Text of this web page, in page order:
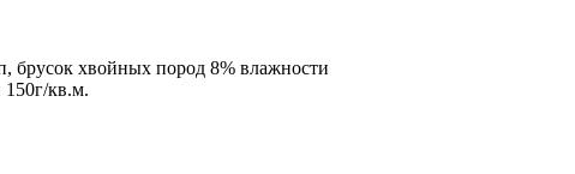
брусок хвойных пород 8% влажности
кв.м.